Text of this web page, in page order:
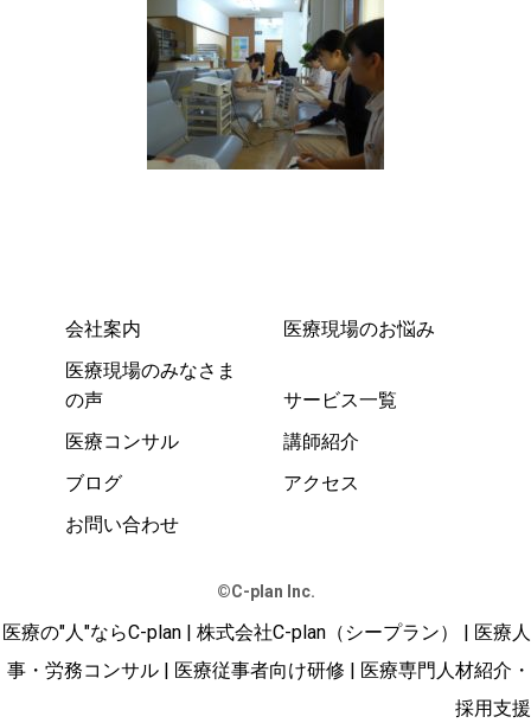
会社案内
医療現場のお悩み
医療現場のみなさま
の声
サービス一覧
医療コンサル
講師紹介
ブログ
アクセス
お問い合わせ
©️C-plan Inc.
医療の"人"ならC-plan | 株式会社C-plan（シープラン） | 医療人
事・労務コンサル | 医療従事者向け研修 | 医療専門人材紹介・
採用支援